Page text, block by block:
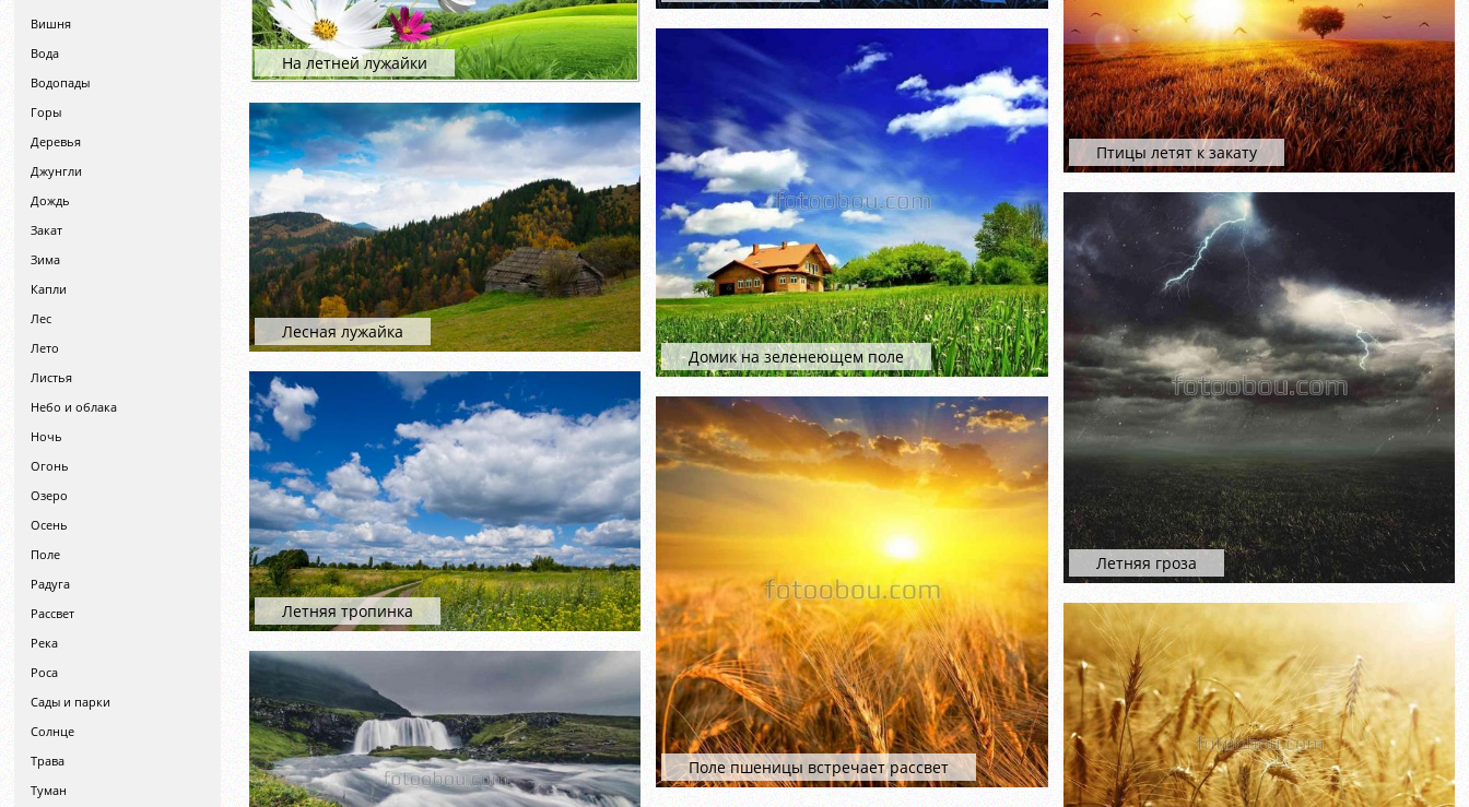
Вишня
Вода
Водопады
Горы
Деревья
Джунгли
Дождь
Закат
Зима
Капли
Лес
Лето
Листья
Небо и облака
Ночь
Огонь
Озеро
Осень
Поле
Радуга
Рассвет
Река
Роса
Сады и парки
Солнце
Трава
Туман
На летней лужайки
Лесная лужайка
Летняя тропинка
Домик на зеленеющем поле
Поле пшеницы встречает рассвет
Птицы летят к закату
Летняя гроза